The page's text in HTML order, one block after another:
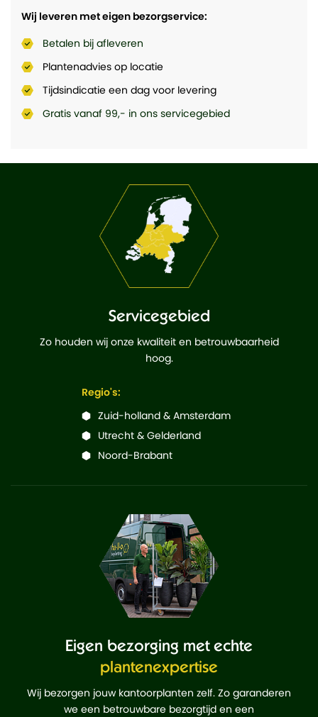
Wij leveren met eigen bezorgservice:
Betalen bij afleveren
Plantenadvies op locatie
Tijdsindicatie een dag voor levering
Gratis vanaf 99,- in ons servicegebied
Servicegebied
Zo houden wij onze kwaliteit en betrouwbaarheid
hoog.
Regio's:
Zuid-holland & Amsterdam
Utrecht & Gelderland
Noord-Brabant
Eigen bezorging met echte
plantenexpertise
Wij bezorgen jouw kantoorplanten zelf. Zo garanderen
we een betrouwbare bezorgtijd en een